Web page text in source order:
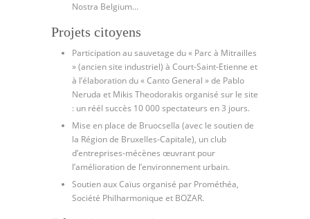
Nostra Belgium…
Projets citoyens
Participation au sauvetage du « Parc à Mitrailles
» (ancien site industriel) à Court-Saint-Etienne et
à l’élaboration du « Canto General » de Pablo
Neruda et Mikis Theodorakis organisé sur le site
: un réél succès 10 000 spectateurs en 3 jours.
Mise en place de Bruocsella (avec le soutien de
la Région de Bruxelles-Capitale), un club
d’entreprises-mécènes œuvrant pour
l’amélioration de l’environnement urbain.
Soutien aux Caïus organisé par Prométhéa,
Société Philharmonique et BOZAR.